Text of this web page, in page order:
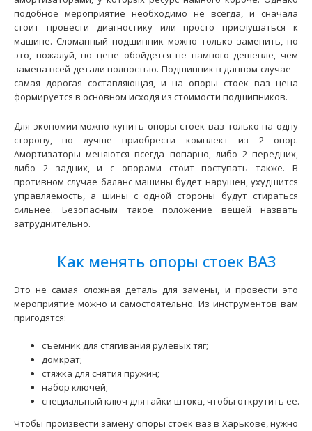
Опоры стоек SS20 Classic Спорт ВАЗ-2110-2112 (комплект
2 шт.)
1787 грн.
Применение на автомобилях семейства ВАЗ-2110, 2111,
2112 и их модификаций. Преимущества передн..
подобное мероприятие необходимо не всегда, и сначала
стоит провести диагностику или просто прислушаться к
машине. Сломанный подшипник можно только заменить, но
это, пожалуй, по цене обойдется не намного дешевле, чем
замена всей детали полностью. Подшипник в данном случае –
самая дорогая составляющая, и на опоры стоек ваз цена
формируется в основном исходя из стоимости подшипников.
Для экономии можно купить опоры стоек ваз только на одну
сторону, но лучше приобрести комплект из 2 опор.
Амортизаторы меняются всегда попарно, либо 2 передних,
либо 2 задних, и с опорами стоит поступать также. В
противном случае баланс машины будет нарушен, ухудшится
управляемость, а шины с одной стороны будут стираться
сильнее. Безопасным такое положение вещей назвать
затруднительно.
Как менять опоры стоек ВАЗ
Это не самая сложная деталь для замены, и провести это
мероприятие можно и самостоятельно. Из инструментов вам
пригодятся:
съемник для стягивания рулевых тяг;
домкрат;
стяжка для снятия пружин;
набор ключей;
специальный ключ для гайки штока, чтобы открутить ее.
Чтобы произвести замену опоры стоек ваз в Харькове, нужно